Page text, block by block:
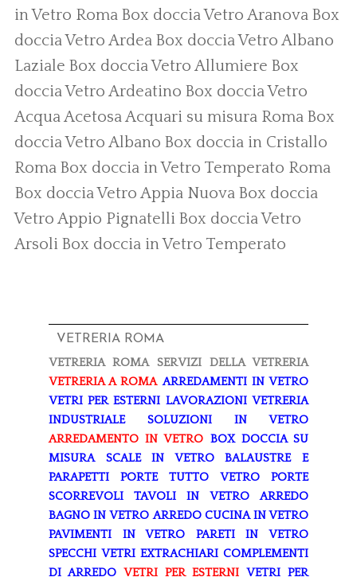
in Vetro Roma Box doccia Vetro Aranova Box
doccia Vetro Ardea Box doccia Vetro Albano
Laziale Box doccia Vetro Allumiere Box
doccia Vetro Ardeatino Box doccia Vetro
Acqua AcetosaAcquari su misura Roma Box
doccia Vetro Albano Box doccia in Cristallo
Roma Box doccia in Vetro Temperato Roma
Box doccia Vetro Appia Nuova Box doccia
Vetro Appio Pignatelli Box doccia Vetro
Arsoli Box doccia in Vetro Temperato
VETRERIA ROMA
VETRERIA ROMA SERVIZI DELLA VETRERIA
VETRERIA A ROMA ARREDAMENTI IN VETRO
VETRI PER ESTERNI LAVORAZIONI VETRERIA
INDUSTRIALE
SOLUZIONI IN VETRO
ARREDAMENTO IN VETRO BOX DOCCIA SU
MISURA
SCALE IN VETRO
BALAUSTRE E
PARAPETTI
PORTE TUTTO VETRO
PORTE
SCORREVOLI
TAVOLI IN VETRO
ARREDO
BAGNO IN VETRO ARREDO CUCINA IN VETRO
PAVIMENTI IN VETRO
PARETI IN VETRO
SPECCHI VETRI EXTRACHIARI COMPLEMENTI
DI ARREDO VETRI PER ESTERNI VETRI PER